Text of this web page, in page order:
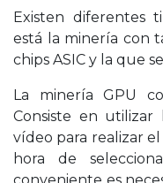
Existen diferentes
está la minería con
chips ASIC y la que
La minería GPU
Consiste en
vídeo para realizar
hora de
conveniente es